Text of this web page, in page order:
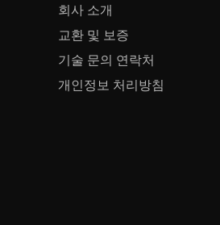
회사 소개
교환 및 보증
기술 문의 연락처
개인정보 처리방침